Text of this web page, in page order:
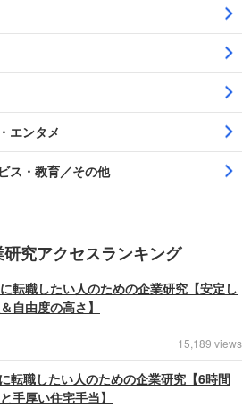
エンタメ
ス・教育／その他
究アクセスランキング
転職したい人のための企業研究【安定し
自由度の高さ】
15,189 views
転職したい人のための企業研究【6時間
手厚い住宅手当】